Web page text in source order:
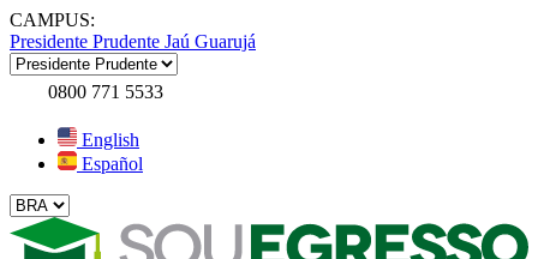
CAMPUS:
Presidente Prudente Jaú Guarujá
0800 771 5533
English
Español